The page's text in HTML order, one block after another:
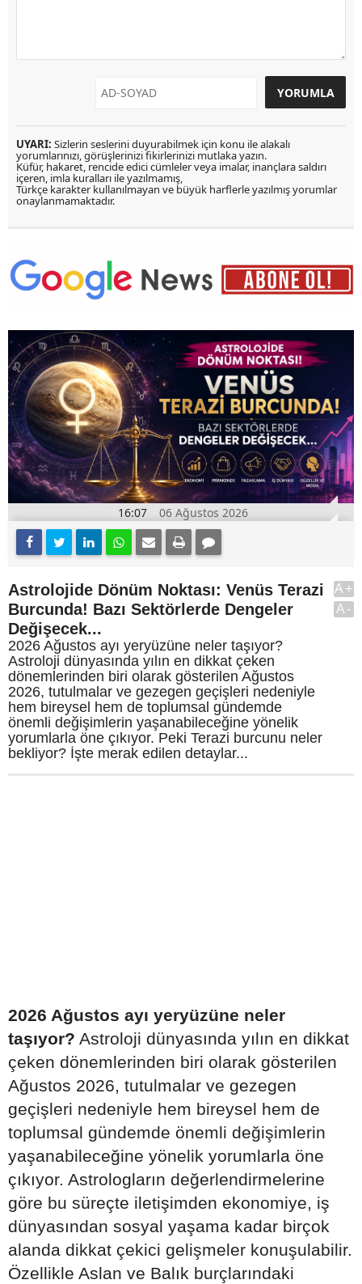
UYARI: Sizlerin seslerini duyurabilmek için konu ile alakalı
yorumlarınızı, görüşlerinizi fikirlerinizi mutlaka yazın.
Küfür, hakaret, rencide edici cümleler veya imalar, inançlara saldırı
içeren, imla kuralları ile yazılmamış,
Türkçe karakter kullanılmayan ve büyük harflerle yazılmış yorumlar
onaylanmamaktadır.
16:07 06 Ağustos 2026
Astrolojide Dönüm Noktası: Venüs Terazi
Burcunda! Bazı Sektörlerde Dengeler
Değişecek...
2026 Ağustos ayı yeryüzüne neler taşıyor?
Astroloji dünyasında yılın en dikkat çeken
dönemlerinden biri olarak gösterilen Ağustos
2026, tutulmalar ve gezegen geçişleri nedeniyle
hem bireysel hem de toplumsal gündemde
önemli değişimlerin yaşanabileceğine yönelik
yorumlarla öne çıkıyor. Peki Terazi burcunu neler
bekliyor? İşte merak edilen detaylar...
A+
A-
2026 Ağustos ayı yeryüzüne neler
taşıyor? Astroloji dünyasında yılın en dikkat
çeken dönemlerinden biri olarak gösterilen
Ağustos 2026, tutulmalar ve gezegen
geçişleri nedeniyle hem bireysel hem de
toplumsal gündemde önemli değişimlerin
yaşanabileceğine yönelik yorumlarla öne
çıkıyor. Astrologların değerlendirmelerine
göre bu süreçte iletişimden ekonomiye, iş
dünyasından sosyal yaşama kadar birçok
alanda dikkat çekici gelişmeler konuşulabilir.
Özellikle Aslan ve Balık burçlarındaki